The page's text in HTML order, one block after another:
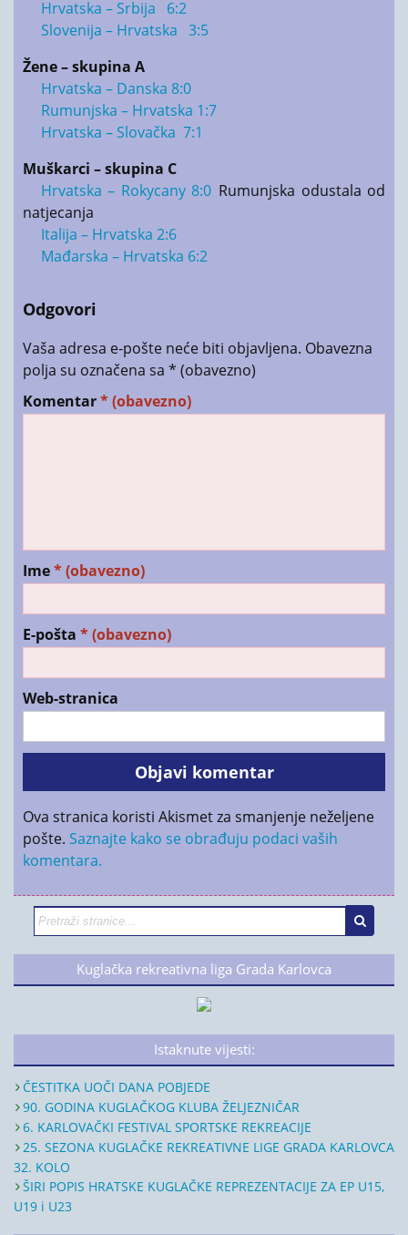
Hrvatska – Srbija 6:2
Slovenija – Hrvatska 3:5
Žene – skupina A
Hrvatska – Danska 8:0
Rumunjska – Hrvatska 1:7
Hrvatska – Slovačka 7:1
Muškarci – skupina C
Hrvatska – Rokycany 8:0 Rumunjska odustala od
natjecanja
Italija – Hrvatska 2:6
Mađarska – Hrvatska 6:2
Odgovori
Vaša adresa e-pošte neće biti objavljena. Obavezna
polja su označena sa * (obavezno)
Komentar* (obavezno)
Ime* (obavezno)
E-pošta * (obavezno)
Web-stranica
Ova stranica koristi Akismet za smanjenje neželjene
pošte. Saznajte kako se obrađuju podaci vaših
komentara.
Kuglačka rekreativna liga Grada Karlovca
Istaknute vijesti:
ČESTITKA UOČI DANA POBJEDE
90. GODINA KUGLAČKOG KLUBA ŽELJEZNIČAR
6. KARLOVAČKI FESTIVAL SPORTSKE REKREACIJE
25. SEZONA KUGLAČKE REKREATIVNE LIGE GRADA KARLOVCA
32. KOLO
ŠIRI POPIS HRATSKE KUGLAČKE REPREZENTACIJE ZA EP U15,
U19 i U23